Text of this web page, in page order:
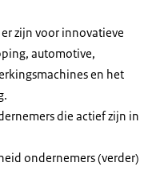
zijn voor innovatieve
automotive,
en het
die actief zijn in
ondernemers (verder)